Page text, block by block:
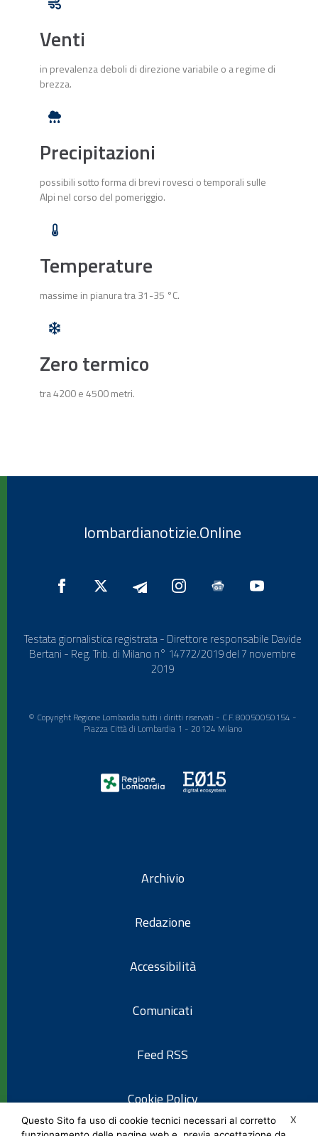
Venti
in prevalenza deboli di direzione variabile o a regime di
brezza.
Precipitazioni
possibili sotto forma di brevi rovesci o temporali sulle
Alpi nel corso del pomeriggio.
Temperature
massime in pianura tra 31-35 °C.
Zero termico
tra 4200 e 4500 metri.
lombardianotizie.Online
Testata giornalistica registrata - Direttore responsabile Davide
Bertani - Reg. Trib. di Milano n° 14772/2019 del 7 novembre
2019
© Copyright Regione Lombardia tutti i diritti riservati - C.F. 80050050154 -
Piazza Città di Lombardia 1 - 20124 Milano
Archivio
Redazione
Accessibilità
Comunicati
Feed RSS
Cookie Policy
X
Questo Sito fa uso di cookie tecnici necessari al corretto